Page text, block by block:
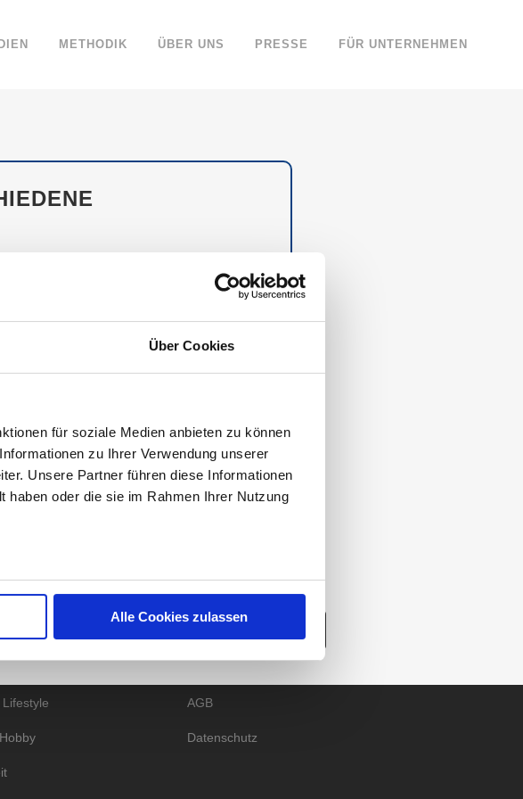
Über Cookies
für soziale Medien anbieten zu können
zu Ihrer Verwendung unserer
Unsere Partner führen diese Informationen
haben oder die sie im Rahmen Ihrer Nutzung
Alle Cookies zulassen
METHODIK ÜBER UNS PRESSE FÜR UNTERNEHMEN
noch immer der richtige für uns
anregt, den Anbieter zu wechseln. Wer die
bis zum 30. November 2020 zum Thema
in der Kategorie Markenvertrauen ist
und Wechselpiraten.Die genauen
RECHTLICHES
AGB
Datenschutz